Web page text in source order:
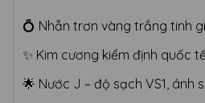
💍 Nhẫn trơn vàng trắng tinh
✨ Kim cương kiểm định quốc tế
🌟 Nước J – độ sạch VS1,